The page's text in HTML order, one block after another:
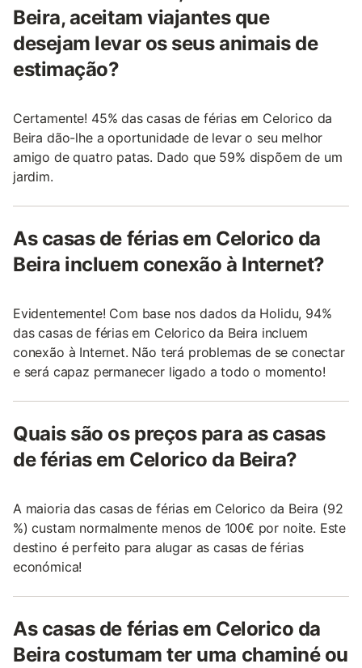
Beira, aceitam viajantes que
desejam levar os seus animais de
estimação?
Certamente! 45% das casas de férias em Celorico da
Beira dão-lhe a oportunidade de levar o seu melhor
amigo de quatro patas. Dado que 59% dispõem de um
jardim.
As casas de férias em Celorico da
Beira incluem conexão à Internet?
Evidentemente! Com base nos dados da Holidu, 94%
das casas de férias em Celorico da Beira incluem
conexão à Internet. Não terá problemas de se conectar
e será capaz permanecer ligado a todo o momento!
Quais são os preços para as casas
de férias em Celorico da Beira?
A maioria das casas de férias em Celorico da Beira (92
%) custam normalmente menos de 100€ por noite. Este
destino é perfeito para alugar as casas de férias
económica!
As casas de férias em Celorico da
Beira costumam ter uma chaminé ou